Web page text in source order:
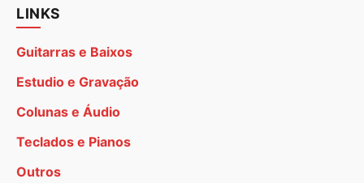
LINKS
Guitarras e Baixos
Estudio e Gravação
Colunas e Áudio
Teclados e Pianos
Outros